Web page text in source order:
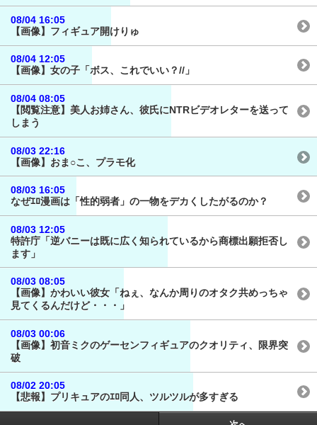
08/04 16:05
【画像】フィギュア開けりゅ
08/04 12:05
【画像】女の子「ボス、これでいい？//」
08/04 08:05
【閲覧注意】美人お姉さん、彼氏にNTRビデオレターを送って
しまう
08/03 22:16
【画像】おま○こ、プラモ化
08/03 16:05
なぜｴﾛ漫画は「性的弱者」の一物をデカくしたがるのか？
08/03 12:05
特許庁「逆バニーは既に広く知られているから商標出願拒否し
ます」
08/03 08:05
【画像】かわいい彼女「ねぇ、なんか周りのオタク共めっちゃ
見てくるんだけど・・・」
08/03 00:06
【画像】初音ミクのゲーセンフィギュアのクオリティ、限界突
破
08/02 20:05
【悲報】プリキュアのｴﾛ同人、ツルツルが多すぎる